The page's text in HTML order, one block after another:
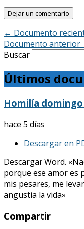
← Documento
Documento anterior
Buscar
Últimos
Homilía
hace 5 días
Descargar en
Descargar Word.
porque ese amor es
mis pesares, me
angustia la vida»
Compartir